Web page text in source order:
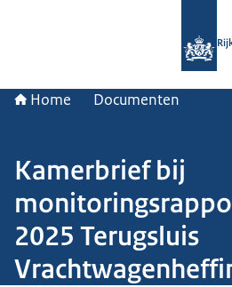
Home Documenten
Kamerbrief bij
2025 Terugsluis